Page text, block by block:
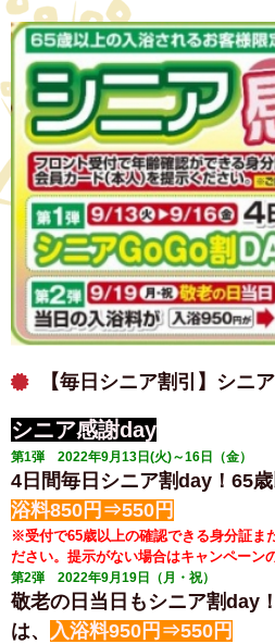
【毎日シニア割引】シニ
シニア感謝day
第1弾 2022年9月13日(火)～16日（金）
4日間毎日シニア割day！65歳
浴料850円⇒550円
※受付で65歳以上の確認できる身分証ま
ださい。 提示がない場合はキャンペーン
第2弾 2022年9月19日（月・祝）
敬老の日当日もシニア割day
は、 入浴料950円⇒550円